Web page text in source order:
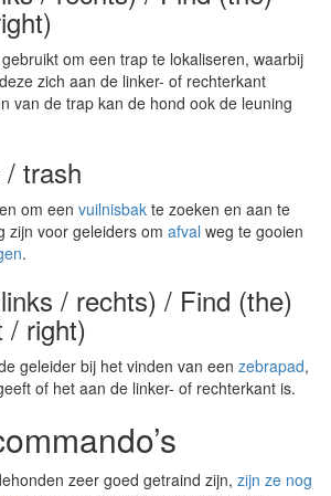
om een trap te lokaliseren, waarbij
zich aan de linker- of rechterkant
van de trap kan de hond ook de leuning
trash
om een vuilnisbak te zoeken en aan te
zijn voor geleiders om afval weg te gooien
.
/ rechts) / Find (the)
/ right)
geleider bij het vinden van een zebrapad,
of het aan de linker- of rechterkant is.
zeer goed getraind zijn, zijn ze nog